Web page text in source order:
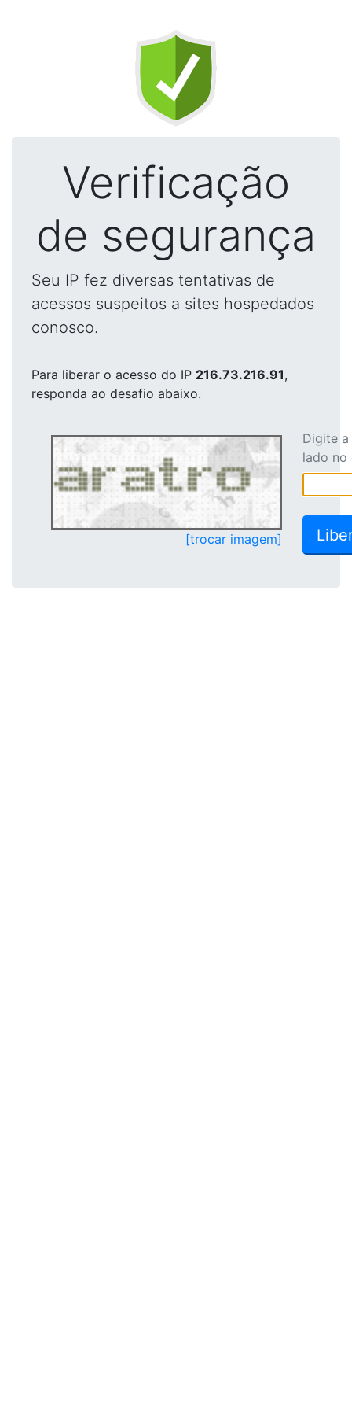
Verificação
de segurança
Seu IP fez diversas tentativas de
acessos suspeitos a sites hospedados
conosco.
Para liberar o acesso do IP 216.73.216.91,
responda ao desafio abaixo.
[trocar imagem]
Digite
lado no